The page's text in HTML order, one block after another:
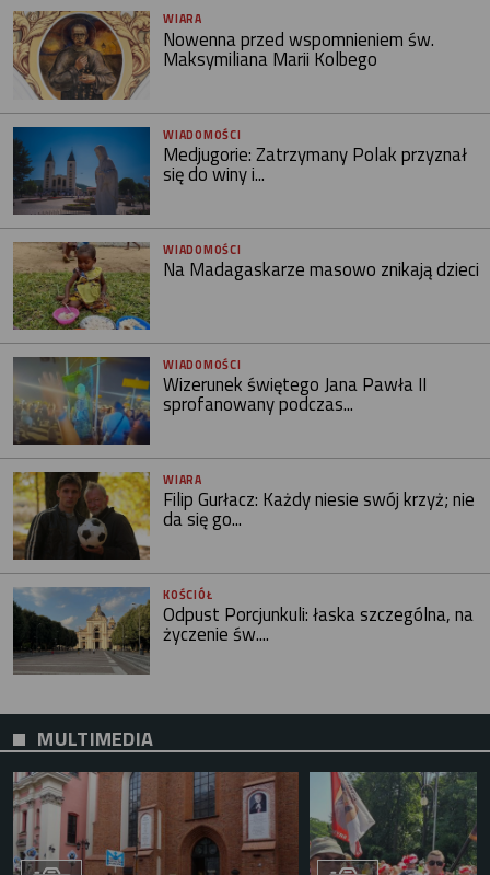
WIARA
Nowenna przed wspomnieniem św.
Maksymiliana Marii Kolbego
WIADOMOŚCI
Medjugorie: Zatrzymany Polak przyznał
się do winy i...
WIADOMOŚCI
Na Madagaskarze masowo znikają dzieci
WIADOMOŚCI
Wizerunek świętego Jana Pawła II
sprofanowany podczas...
WIARA
Filip Gurłacz: Każdy niesie swój krzyż; nie
da się go...
KOŚCIÓŁ
Odpust Porcjunkuli: łaska szczególna, na
życzenie św....
MULTIMEDIA